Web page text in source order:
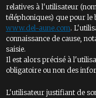
relatives à l'utilisateur
téléphoniques) que pour le
www.del-aune.com.
connaissance de cause,
saisie.
Il est alors précisé à
obligatoire ou non des
L'utilisateur justifiant de